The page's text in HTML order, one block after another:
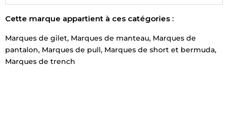
Cette marque appartient à ces catégories :
Marques de gilet, Marques de manteau, Marques de
pantalon, Marques de pull, Marques de short et bermuda,
Marques de trench